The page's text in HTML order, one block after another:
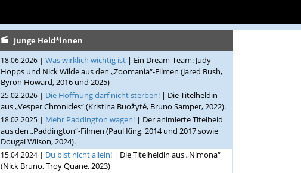
Junge Held*innen
18.06.2026 |Was wirklich wichtig ist | Ein Dream-Team: Judy
Hopps und Nick Wilde aus den „Zoomania“-Filmen (Jared Bush,
Byron Howard, 2016 und 2025)
25.02.2026 | Die Hoffnung darf nicht sterben! | Die Titelheldin
aus „Vesper Chronicles“ (Kristina Buožyté, Bruno Samper, 2022).
18.02.2025 | Mehr Paddington wagen! | Der animierte Titelheld
aus den „Paddington“-Filmen (Paul King, 2014 und 2017 sowie
Dougal Wilson, 2024).
15.04.2024 | Du bist nicht allein! | Die Titelheldin aus „Nimona“
(Nick Bruno, Troy Quane, 2023)